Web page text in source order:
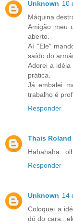
Unknown 10
Máquina
Amigão meu
aberto.
Aí "Ele"
saído do
Adorei a
prática.
Já embalei
trabalho é
Responder
Thais Roland
Hahahaha..
Responder
Unknown 14
Coloquei a
dó do